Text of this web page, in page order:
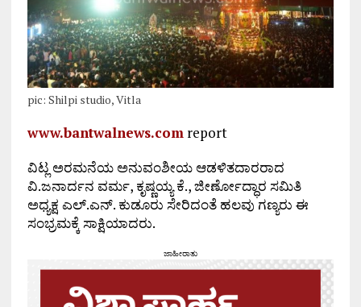
pic: Shilpi studio, Vitla
www.bantwalnews.comreport
ವಿಟ್ಲ ಅರಮನೆಯ ಅನುವಂಶೀಯ ಆಡಳಿತದಾರರಾದ
ವಿ.ಜನಾರ್ದನ ವರ್ಮ, ಕೃಷ್ಣಯ್ಯ ಕೆ., ಜೀರ್ಣೋದ್ಧಾರ ಸಮಿತಿ
ಅಧ್ಯಕ್ಷ ಎಲ್.ಎನ್. ಕುಡೂರು ಸೇರಿದಂತೆ ಹಲವು ಗಣ್ಯರು ಈ
ಸಂಭ್ರಮಕ್ಕೆ ಸಾಕ್ಷಿಯಾದರು.
ಜಾಹೀರಾತು